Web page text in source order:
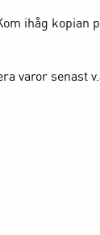
ihåg kopian
varor senast